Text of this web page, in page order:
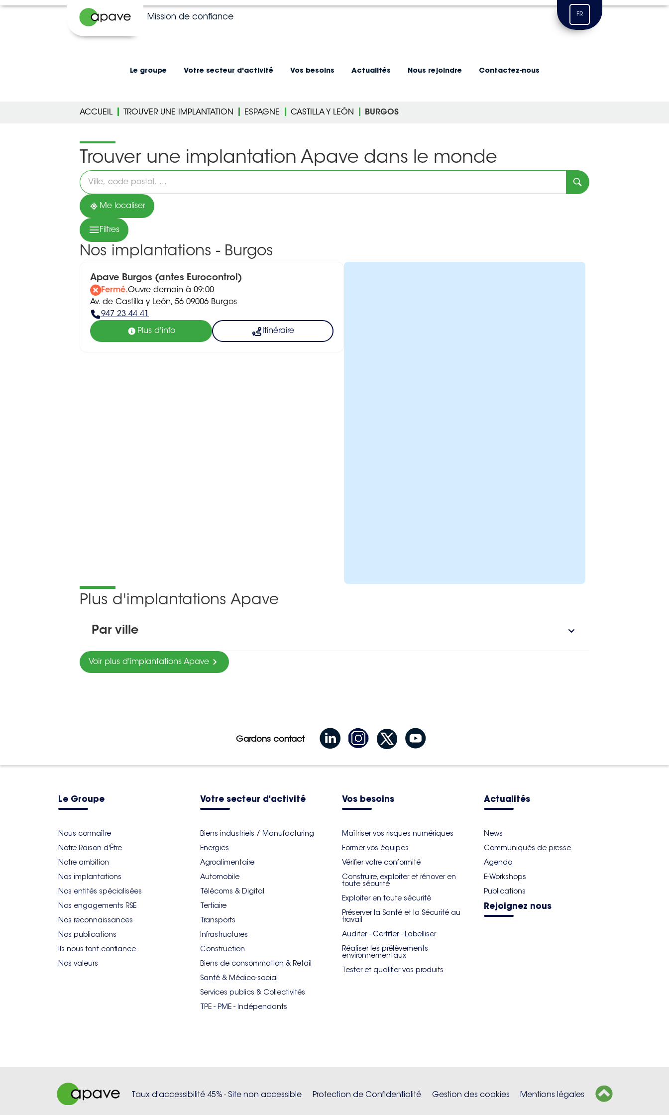
Mission de confiance FR
Le groupe Votre secteur d'activité Vos besoins Actualités Nous rejoindre Contactez-nous
ACCUEIL TROUVER UNE IMPLANTATION ESPAGNE CASTILLA Y LEÓN BURGOS
Trouver une implantation Apave dans le monde
Veuillez
renseigner
une
adresse
Me localiser
Filtres
Nos implantations - Burgos
Apave Burgos (antes Eurocontrol)
Fermé.Ouvre demain à 09:00
Av. de Castilla y León, 56 09006 Burgos
947 23 44 41
Plus d'info Itinéraire
Plus d'implantations Apave
Par ville
Voir plus d'implantations Apave
Gardons contact
Le Groupe
Nous connaître
Notre Raison d'Être
Notre ambition
Nos implantations
Nos entités spécialisées
Nos engagements RSE
Nos reconnaissances
Nos publications
Ils nous font confiance
Nos valeurs
Votre secteur d'activité
Biens industriels / Manufacturing
Energies
Agroalimentaire
Automobile
Télécoms & Digital
Tertiaire
Transports
Infrastructures
Construction
Biens de consommation & Retail
Santé & Médico-social
Services publics & Collectivités
TPE - PME - Indépendants
Vos besoins
Maîtriser vos risques numériques
Former vos équipes
Vérifier votre conformité
Construire, exploiter et rénover en
toute sécurité
Exploiter en toute sécurité
Préserver la Santé et la Sécurité au
travail
Auditer - Certifier - Labelliser
Réaliser les prélèvements
environnementaux
Tester et qualifier vos produits
Actualités
News
Communiqués de presse
Agenda
E-Workshops
Publications
Rejoignez nous
Taux d'accessibilité 45% - Site non accessible Protection de Confidentialité Gestion des cookies Mentions légales